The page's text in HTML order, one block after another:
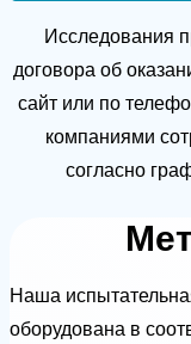
Исследования
договора об
сайт или по
компаниями
согласно
Наша
оборудована в